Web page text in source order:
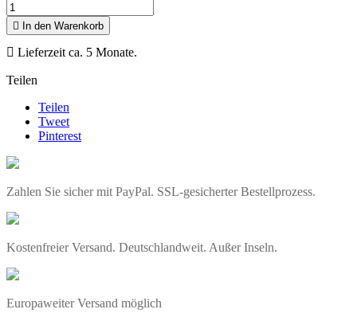
 In den Warenkorb
 Lieferzeit ca. 5 Monate.
Teilen
Teilen
Tweet
Pinterest
Zahlen Sie sicher mit PayPal. SSL-gesicherter Bestellprozess.
Kostenfreier Versand. Deutschlandweit. Außer Inseln.
Europaweiter Versand möglich